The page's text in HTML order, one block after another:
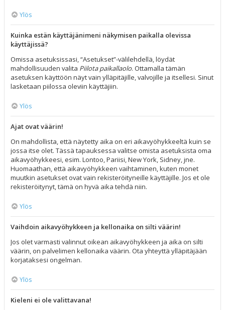
Ylös
Kuinka estän käyttäjänimeni näkymisen paikalla olevissa
käyttäjissä?
Omissa asetuksissasi, “Asetukset”-välilehdellä, löydät
mahdollisuuden valita Piilota paikallaolo. Ottamalla tämän
asetuksen käyttöön näyt vain ylläpitäjille, valvojille ja itsellesi. Sinut
lasketaan piilossa oleviin käyttäjiin.
Ylös
Ajat ovat väärin!
On mahdollista, että näytetty aika on eri aikavyöhykkeeltä kuin se
jossa itse olet. Tässä tapauksessa valitse omista asetuksista oma
aikavyöhykkeesi, esim. Lontoo, Pariisi, New York, Sidney, jne.
Huomaathan, että aikavyöhykkeen vaihtaminen, kuten monet
muutkin asetukset ovat vain rekisteröityneille käyttäjille. Jos et ole
rekisteröitynyt, tämä on hyvä aika tehdä niin.
Ylös
Vaihdoin aikavyöhykkeen ja kellonaika on silti väärin!
Jos olet varmasti valinnut oikean aikavyöhykkeen ja aika on silti
väärin, on palvelimen kellonaika väärin. Ota yhteyttä ylläpitäjään
korjataksesi ongelman.
Ylös
Kieleni ei ole valittavana!